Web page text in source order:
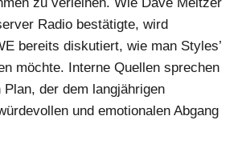
zu verleihen. Wie Dave Meltzer
Radio bestätigte, wird
bereits diskutiert, wie man Styles’
möchte. Interne Quellen sprechen
der dem langjährigen
und emotionalen Abgang